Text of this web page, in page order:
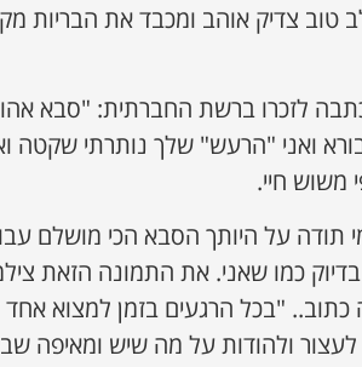
טוב צדיק אוהב ומכבד את הבריות
כתבה לזכרו ברשת החברתית: "סבא
ואני "הרעש" שלך נותרתי שקטה
משוש חיי.
תודה על היותך הסבא הכי מושלם
בדיוק כמו שאני. את התמונה הזאת
כתוב.. "בכל הרגעים בזמן למצוא אחד
ולהודות על מה שיש ומאיפה